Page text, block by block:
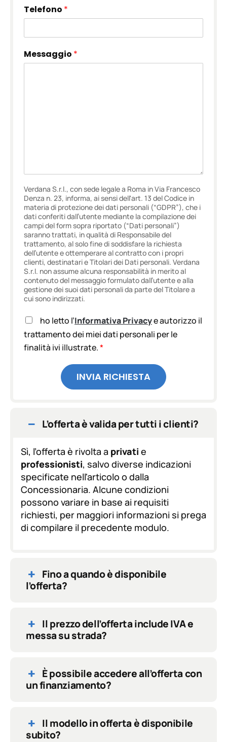
Telefono *
Messaggio *
Verdana S.r.l., con sede legale a Roma in Via Francesco
Denza n. 23, informa, ai sensi dell'art. 13 del Codice in
materia di protezione dei dati personali (“GDPR”), che i
dati conferiti dall’utente mediante la compilazione dei
campi del form sopra riportato (“Dati personali”)
saranno trattati, in qualità di Responsabile del
trattamento, al solo fine di soddisfare la richiesta
dell’utente e ottemperare al contratto con i propri
clienti, destinatari e Titolari dei Dati personali. Verdana
S.r.l. non assume alcuna responsabilità in merito al
contenuto del messaggio formulato dall’utente e alla
gestione dei suoi dati personali da parte del Titolare a
cui sono indirizzati.
A
c
e
D
P
R
*
ho letto l’Informativa Privacye autorizzo il
trattamento dei miei dati personali per le
finalità ivi illustrate.*
INVIA RICHIESTA
L’offerta è valida per tutti i clienti?
Sì, l’offerta è rivolta a privati e
professionisti, salvo diverse indicazioni
specificate nell'articolo o dalla
Concessionaria. Alcune condizioni
possono variare in base ai requisiti
richiesti, per maggiori informazioni si prega
di compilare il precedente modulo.
Fino a quando è disponibile
l’offerta?
Il prezzo dell’offerta include IVA e
messa su strada?
È possibile accedere all’offerta con
un finanziamento?
Il modello in offerta è disponibile
subito?